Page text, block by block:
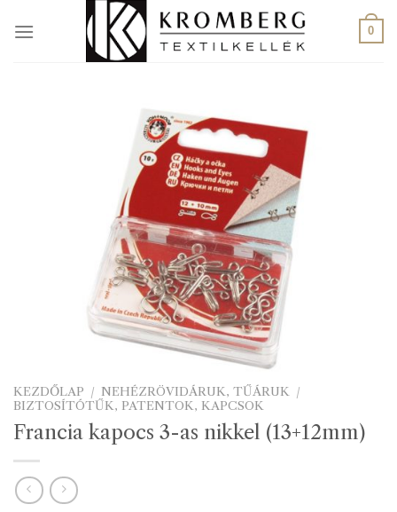
0
KEZDŐLAP / NEHÉZRÖVIDÁRUK, TŰÁRUK /
BIZTOSÍTÓTŰK, PATENTOK, KAPCSOK
Francia kapocs 3-as nikkel (13+12mm)